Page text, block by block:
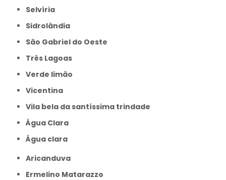
Selvíria
Sidrolândia
São Gabriel do Oeste
Três Lagoas
Verde limão
Vicentina
Vila bela da santíssima trindade
Água Clara
Água clara
Aricanduva
Ermelino Matarazzo